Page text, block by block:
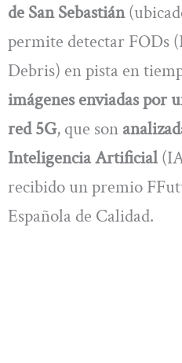
de San Sebastián
permite detectar FODs
Debris) en pista en
imágenes enviadas por
red 5G, que son
Inteligencia Artificial
recibido un premio
Española de Calidad.